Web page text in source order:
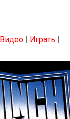
Видео | Играть |